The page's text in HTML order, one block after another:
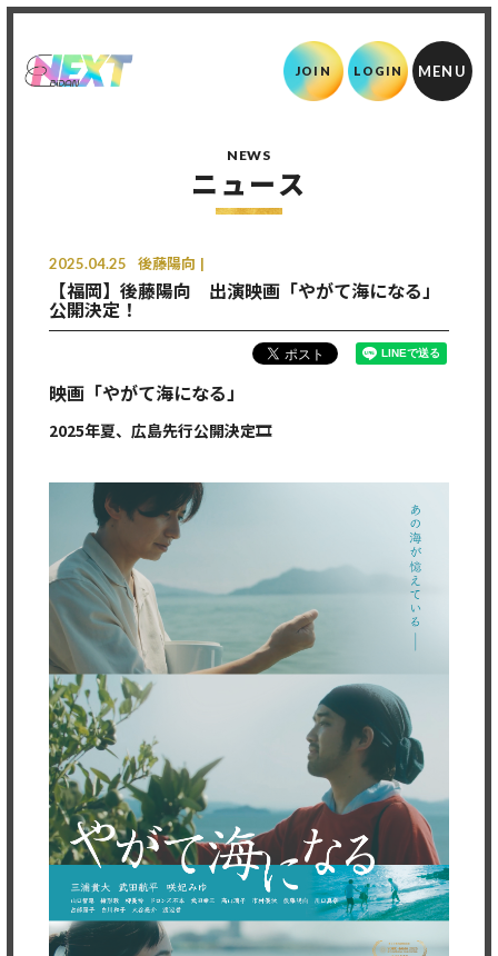
JOIN LOGIN
NEWS
ニュース
2025.04.25 後藤陽向
【福岡】後藤陽向 出演映画「やがて海になる」
公開決定！
映画「やがて海になる」
2025年夏、広島先行公開決定🎞